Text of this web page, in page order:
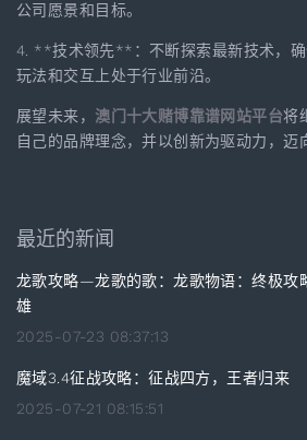
公司愿景和目标。
4. **技术领先**：不断探索最新技术，确
玩法和交互上处于行业前沿。
展望未来， 澳门十大赌博靠谱网站平台将
自己的品牌理念，并以创新为驱动力，迈
最近的新闻
龙歌攻略—龙歌的歌：龙歌物语：终极攻
雄
2025-07-23 08:37:13
魔域3.4征战攻略：征战四方，王者归来
2025-07-21 08:15:51